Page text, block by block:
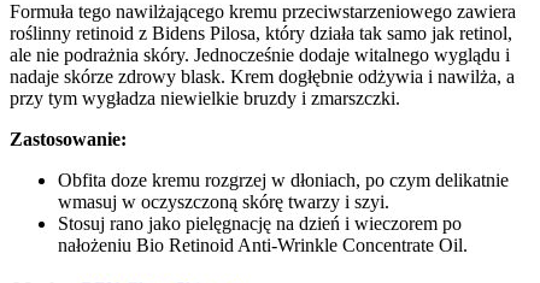
Formuła tego nawilżającego kremu przeciwstarzeniowego zawiera
roślinny retinoid z Bidens Pilosa, który działa tak samo jak retinol,
ale nie podrażnia skóry. Jednocześnie dodaje witalnego wyglądu i
nadaje skórze zdrowy blask. Krem dogłębnie odżywia i nawilża, a
przy tym wygładza niewielkie bruzdy i zmarszczki.
Zastosowanie:
Obfita doze kremu rozgrzej w dłoniach, po czym delikatnie
wmasuj w oczyszczoną skórę twarzy i szyi.
Stosuj rano jako pielęgnację na dzień i wieczorem po
nałożeniu Bio Retinoid Anti-Wrinkle Concentrate Oil.